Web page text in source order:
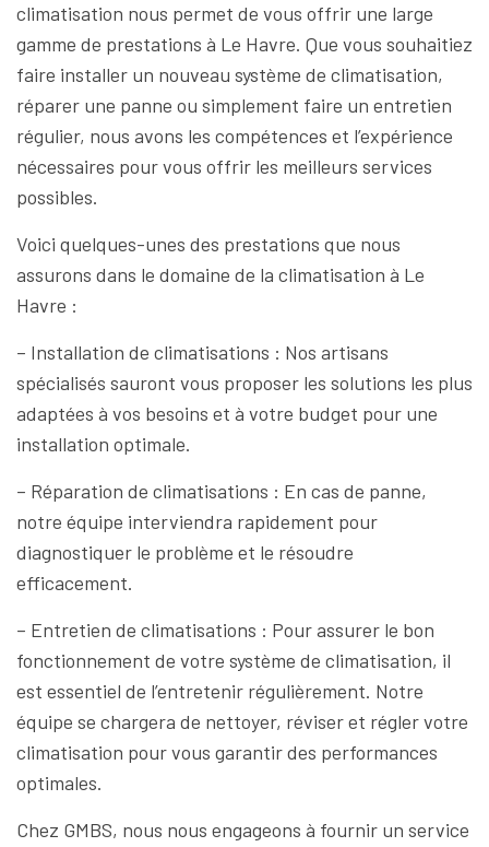
climatisation nous permet de vous offrir une large
gamme de prestations à Le Havre. Que vous souhaitiez
faire installer un nouveau système de climatisation,
réparer une panne ou simplement faire un entretien
régulier, nous avons les compétences et l’expérience
nécessaires pour vous offrir les meilleurs services
possibles.
Voici quelques-unes des prestations que nous
assurons dans le domaine de la climatisation à Le
Havre :
– Installation de climatisations : Nos artisans
spécialisés sauront vous proposer les solutions les plus
adaptées à vos besoins et à votre budget pour une
installation optimale.
– Réparation de climatisations : En cas de panne,
notre équipe interviendra rapidement pour
diagnostiquer le problème et le résoudre
efficacement.
– Entretien de climatisations : Pour assurer le bon
fonctionnement de votre système de climatisation, il
est essentiel de l’entretenir régulièrement. Notre
équipe se chargera de nettoyer, réviser et régler votre
climatisation pour vous garantir des performances
optimales.
Chez GMBS, nous nous engageons à fournir un service